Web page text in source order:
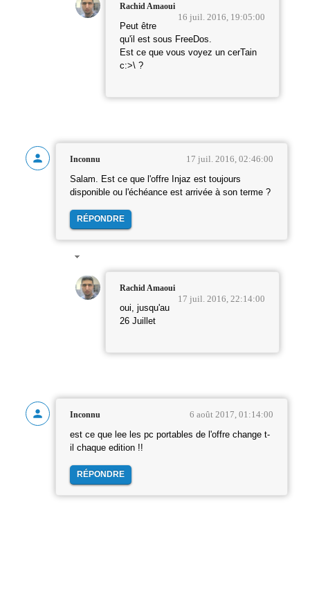
Rachid Amaoui
16 juil. 2016, 19:05:00
Peut être
qu'il est sous FreeDos.
Est ce que vous voyez un cerTain
c:>\ ?
Inconnu 17 juil. 2016, 02:46:00
Salam. Est ce que l'offre Injaz est toujours
disponible ou l'échéance est arrivée à son terme ?
RÉPONDRE
Rachid Amaoui
17 juil. 2016, 22:14:00
oui, jusqu'au
26 Juillet
Inconnu 6 août 2017, 01:14:00
est ce que lee les pc portables de l'offre change t-
il chaque edition !!
RÉPONDRE